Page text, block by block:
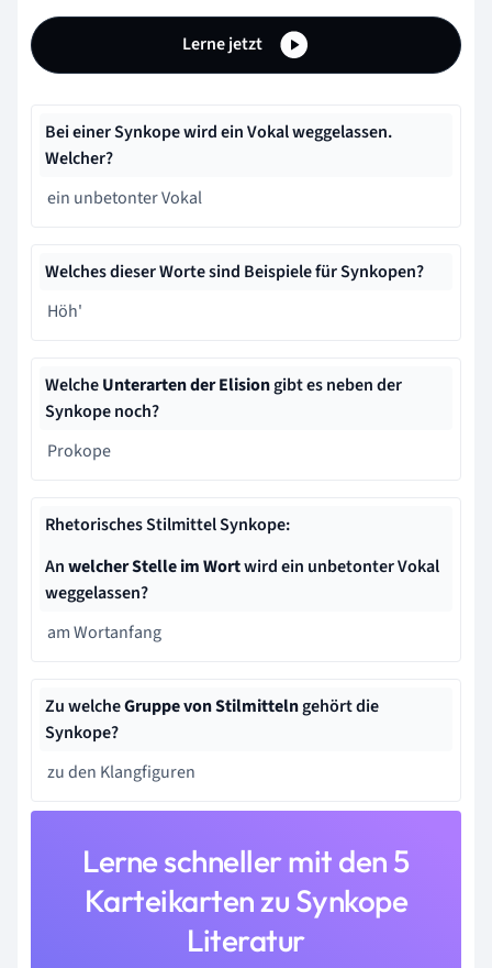
Lerne jetzt
Bei einer Synkope wird ein Vokal weggelassen.
Welcher?
ein unbetonter Vokal
Welches dieser Worte sind Beispiele für Synkopen?
Höh'
WelcheUnterarten der Elisiongibt es neben der
Synkope noch?
Prokope
Rhetorisches Stilmittel Synkope:
Anwelcher Stelle im Wortwird ein unbetonter Vokal
weggelassen?
am Wortanfang
Zu welcheGruppe von Stilmittelngehört die
Synkope?
zu den Klangfiguren
Lerne schneller mit den 5
Karteikarten zu Synkope
Literatur